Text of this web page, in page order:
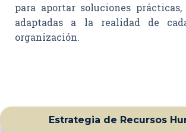
para aportar soluciones
adaptadas a la realidad de
organización.
Estrategia de Recursos